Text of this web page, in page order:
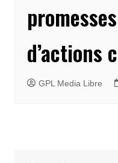
d’actions
GPL Media Libre